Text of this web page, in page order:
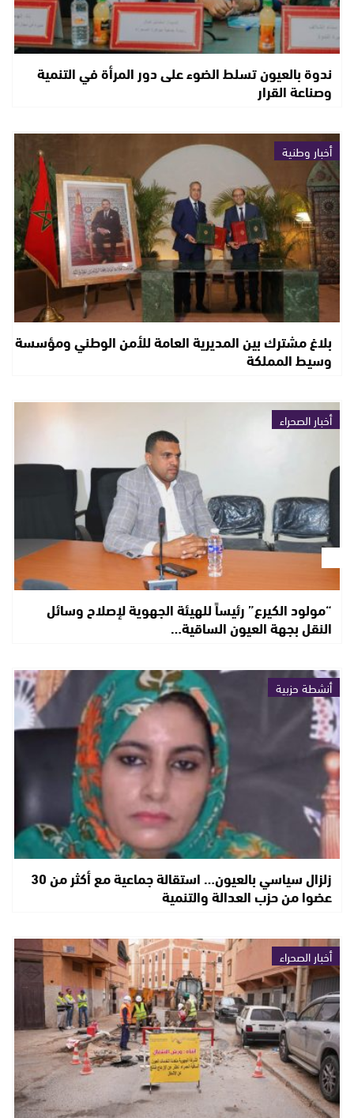
ندوة بالعيون تسلط الضوء على دور المرأة في التنمية
وصناعة القرار
أخبار وطنية
بلاغ مشترك بين المديرية العامة للأمن الوطني ومؤسسة
وسيط المملكة
أخبار الصحراء
“مولود الكيرع” رئيساً للهيئة الجهوية لإصلاح وسائل
النقل بجهة العيون الساقية…
أنشطة حزبية
زلزال سياسي بالعيون… استقالة جماعية مع أكثر من 30
عضوا من حزب العدالة والتنمية
أخبار الصحراء